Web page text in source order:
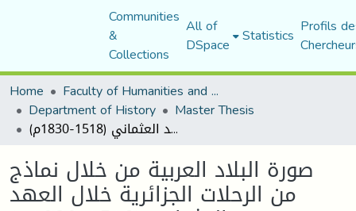
Communities
&
Collections
All of
DSpace Statistics Profils
Home
Faculty of Humanities and Social Sciences
Department of History Master Thesis
صورة البلاد العربية من خلال نماذج من الرحلات الجزائرية خلال العهد العثماني (1518-1830م).
صورة البلاد العربية من خلال نماذج
من الرحلات الجزائرية خلال العهد